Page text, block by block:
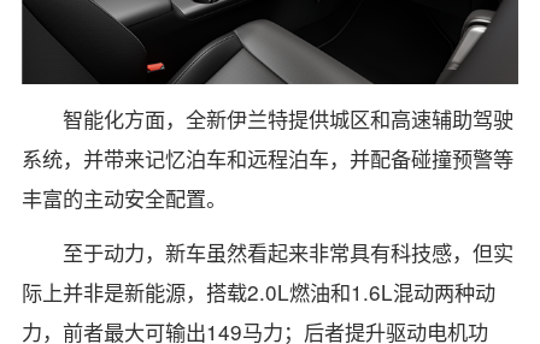
智能化方面，全新伊兰特提供城区和高速辅助驾驶
系统，并带来记忆泊车和远程泊车，并配备碰撞预警等
丰富的主动安全配置。
至于动力，新车虽然看起来非常具有科技感，但实
际上并非是新能源，搭载2.0L燃油和1.6L混动两种动
力，前者最大可输出149马力；后者提升驱动电机功